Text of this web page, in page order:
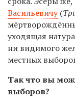
Васильевичу(
уходящая
ни видимого
местных
Так что вы
выборов?